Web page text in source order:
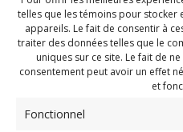
telles que les témoins pour
appareils. Le fait de consentir à
traiter des données telles que le
uniques sur ce site. Le fait de
consentement peut avoir un effet
et
Fonctionnel